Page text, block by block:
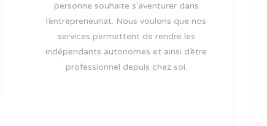
personne souhaite s’aventurer dans
l’entrepreneuriat. Nous voulons que nos
services permettent de rendre les
indépendants autonomes et ainsi d’être
professionnel depuis chez soi.